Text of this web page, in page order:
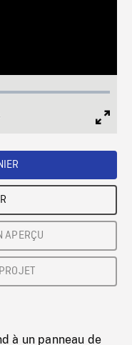
APERÇU
à un panneau de